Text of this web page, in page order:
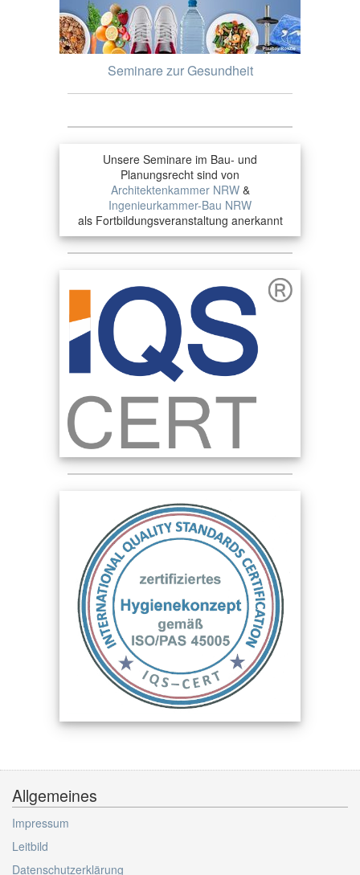
Seminare zur Gesundheit
Unsere Seminare im Bau- und
Planungsrecht sind von
Architektenkammer NRW&
Ingenieurkammer-Bau NRW
als Fortbildungsveranstaltung anerkannt
Allgemeines
Impressum
Leitbild
Datenschutzerklärung